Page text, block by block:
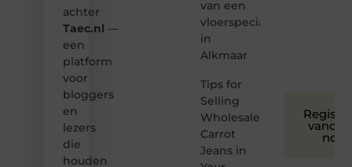
achter
Taec.nl —
een
platform
voor
bloggers
en
lezers
die
houden
van een
vloerspecialist
in
Alkmaar
Tips for
Selling
Wholesale
Carrot
Jeans in
nog